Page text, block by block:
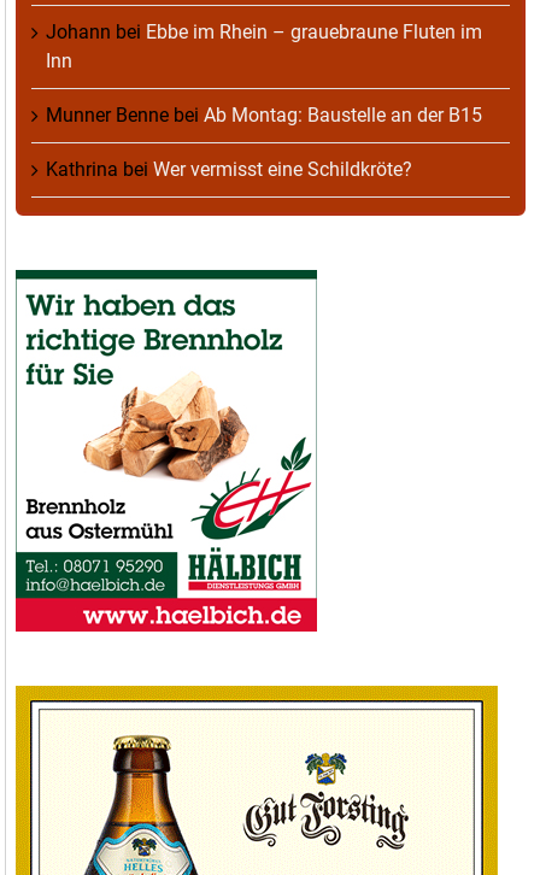
Johann bei Ebbe im Rhein – grauebraune Fluten im
Inn
Munner Benne bei Ab Montag: Baustelle an der B15
Kathrina bei Wer vermisst eine Schildkröte?